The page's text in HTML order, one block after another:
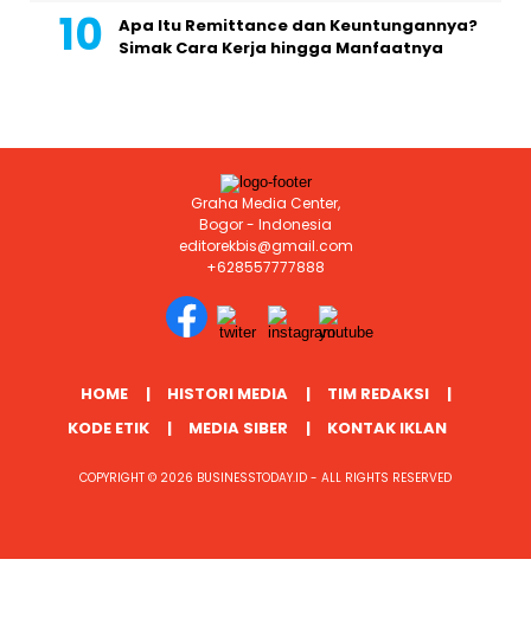
Apa Itu Remittance dan Keuntungannya?
Simak Cara Kerja hingga Manfaatnya
Graha Media Center,
Bogor - Indonesia
editorekbis@gmail.com
+628557777888
HOME HISTORI MEDIA
TIM REDAKSI
KODE ETIK
MEDIA SIBER KONTAK IKLAN
COPYRIGHT © 2026 BUSINESSTODAY.ID - ALL RIGHTS RESERVED